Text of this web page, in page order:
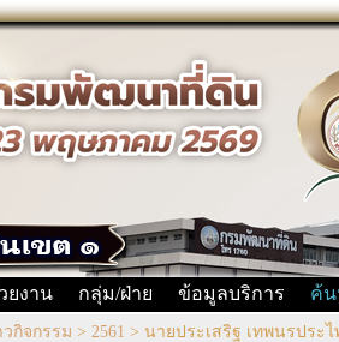
ยงาน กลุ่ม/ฝ่าย ข้อมูลบริการ ค้น
กิจกรรม > 2561 > นายประเสริฐ เทพนรประ